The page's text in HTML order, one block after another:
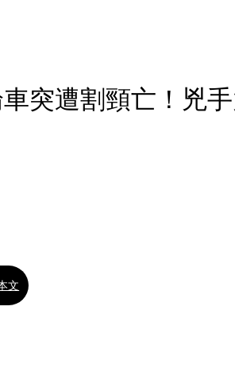
突遭割頸亡！兇
文